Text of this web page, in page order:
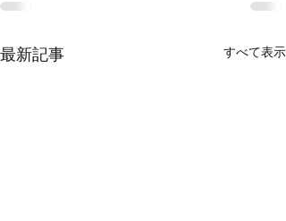
最新記事 すべて表示